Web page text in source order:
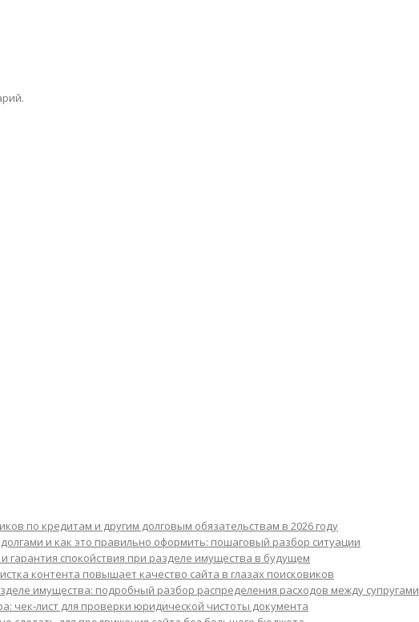
по кредитам и другим долговым обязательствам в 2026 году
и как это правильно оформить: пошаговый разбор ситуации
гарантия спокойствия при разделе имущества в будущем
контента повышает качество сайта в глазах поисковиков
имущества: подробный разбор распределения расходов между супругами
чек-лист для проверки юридической чистоты документа